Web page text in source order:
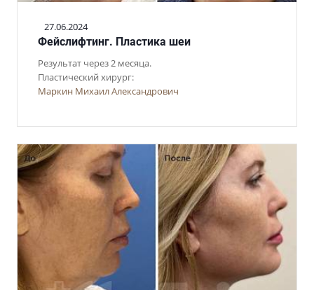
27.06.2024
Фейслифтинг. Пластика шеи
Результат через 2 месяца.
Пластический хирург:
Маркин Михаил Александрович